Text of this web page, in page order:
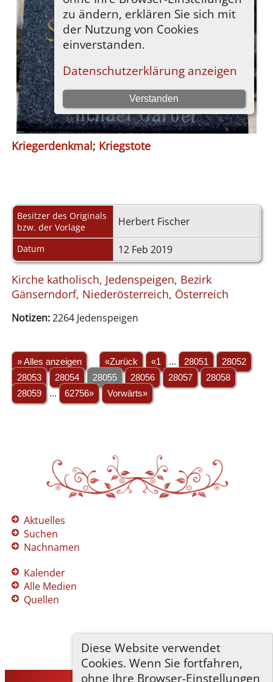
Diese Website verwendet
Cookies. Wenn Sie fortfahren,
ohne Ihre Browser-Einstellungen
Kriegerdenkmal; Kriegstote
Besitzer des Originals
bzw. der Vorlage
Herbert Fischer
Datum 12 Feb 2019
Kirche katholisch, Jedenspeigen, Bezirk
Gänserndorf, Niederösterreich, Österreich
Notizen:2264 Jedenspeigen
» Alles anzeigen «Zurück «1 ... 28051
28052
28053
28054 28055 28056 28057
28058
28059
... 62756» Vorwärts»
Aktuelles
Suchen
Nachnamen
Kalender
Alle Medien
Quellen